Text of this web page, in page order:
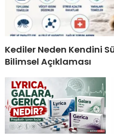
Kediler Neden Kendini
Bilimsel Açıklaması